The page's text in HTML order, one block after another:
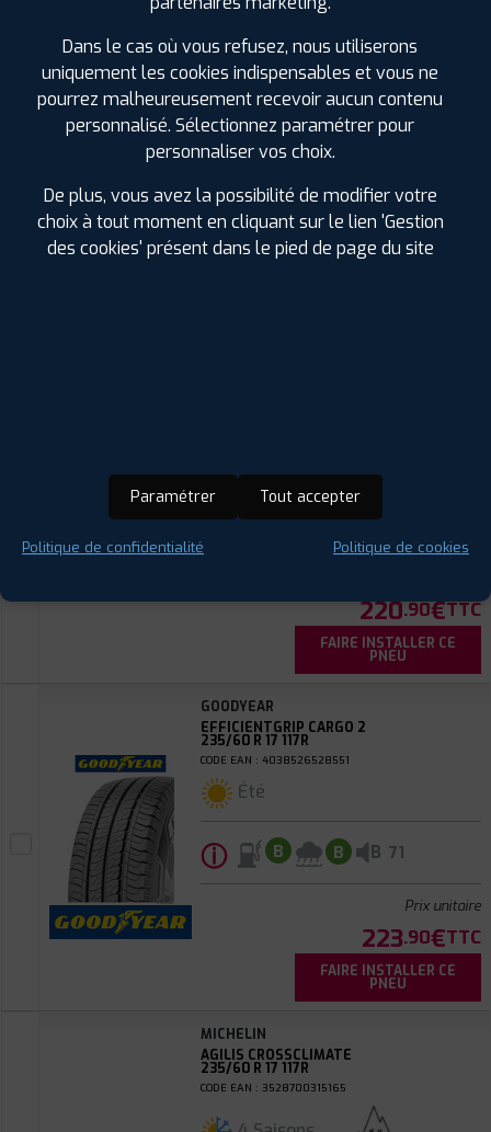
ⓘ D C B 72
214.90€
FAIRE INSTALLER CE
ⓘ C B B
220.90€TTC
FAIRE INSTALLER CE
PNEU
GOODYEAR
EFFICIENTGRIP CARGO 2
235/60 R 17 117R
CODE EAN : 4038526528551
Été
ⓘ B B B 71
Prix unitaire
223.90€TTC
FAIRE INSTALLER CE
PNEU
MICHELIN
AGILIS CROSSCLIMATE
235/60 R 17 117R
CODE EAN : 3528700315165
Dans le cas où vous refusez, nous utiliserons
uniquement les cookies indispensables et vous ne
pourrez malheureusement recevoir aucun contenu
personnalisé. Sélectionnez paramétrer pour
personnaliser vos choix.
De plus, vous avez la possibilité de modifier votre
choix à tout moment en cliquant sur le lien 'Gestion
des cookies' présent dans le pied de page du site
Paramétrer Tout accepter
Politique de confidentialité Politique de cookies